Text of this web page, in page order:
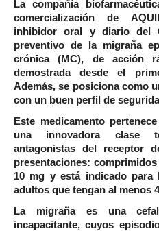
La compañía
comercialización de
inhibidor oral y diario del
preventivo de la migraña
crónica (MC), de acción
demostrada desde el
Además, se posiciona como
con un buen perfil de
Este medicamento
una innovadora clase
antagonistas del receptor
presentaciones:
10 mg y está indicado
adultos que tengan al menos
La migraña es una
incapacitante, cuyos